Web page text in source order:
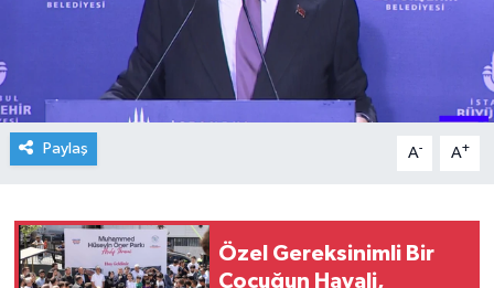
Paylaş A- A+
Özel Gereksinimli Bir
Çocuğun Hayali,